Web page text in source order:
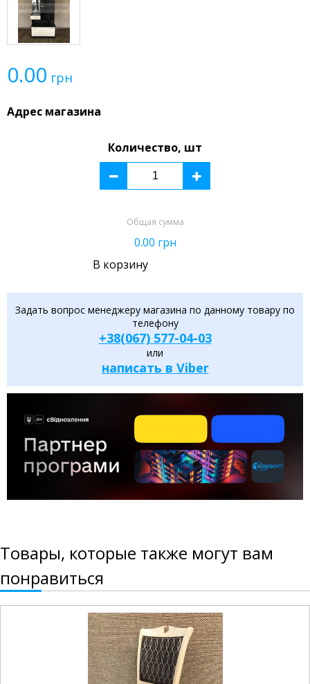
0.00 грн
Адрес магазина
Количество, шт
Общая сумма
0.00 грн
В корзину
Задать вопрос менеджеру магазина по данному товару по
телефону
+38(067) 577-04-03
или
написать в Viber
Товары, которые также могут вам
понравиться